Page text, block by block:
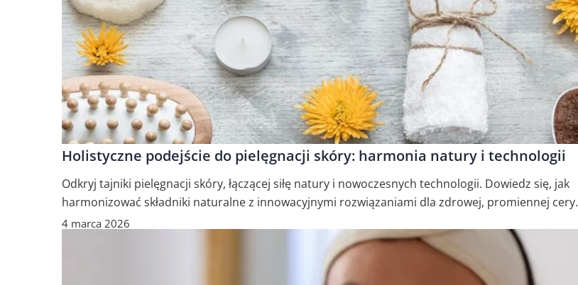
Holistyczne podejście do pielęgnacji skóry: harmonia natury i technologii
Odkryj tajniki pielęgnacji skóry, łączącej siłę natury i nowoczesnych technologii. Dowiedz się, jak
harmonizować składniki naturalne z innowacyjnymi rozwiązaniami dla zdrowej, promiennej cery.
4 marca 2026